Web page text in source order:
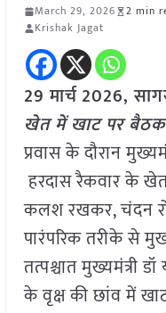
March 29, 2026 2 min
Krishak Jagat
29 मार्च2026,
खेत में खाट पर
प्रवास के दौरान
हरदास रैकवार के
कलश रखकर, चंदन
पारंपरिक तरीके से
तत्पश्चात मुख्यमंत्री
के वृक्ष की छांव में